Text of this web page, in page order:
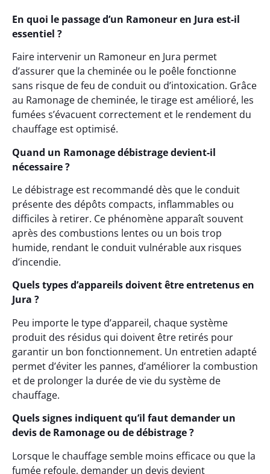
En quoi le passage d’un Ramoneur en Jura est-il
essentiel ?
Faire intervenir un Ramoneur en Jura permet
d’assurer que la cheminée ou le poêle fonctionne
sans risque de feu de conduit ou d’intoxication. Grâce
au Ramonage de cheminée, le tirage est amélioré, les
fumées s’évacuent correctement et le rendement du
chauffage est optimisé.
Quand un Ramonage débistrage devient-il
nécessaire ?
Le débistrage est recommandé dès que le conduit
présente des dépôts compacts, inflammables ou
difficiles à retirer. Ce phénomène apparaît souvent
après des combustions lentes ou un bois trop
humide, rendant le conduit vulnérable aux risques
d’incendie.
Quels types d’appareils doivent être entretenus en
Jura ?
Peu importe le type d’appareil, chaque système
produit des résidus qui doivent être retirés pour
garantir un bon fonctionnement. Un entretien adapté
permet d’éviter les pannes, d’améliorer la combustion
et de prolonger la durée de vie du système de
chauffage.
Quels signes indiquent qu’il faut demander un
devis de Ramonage ou de débistrage ?
Lorsque le chauffage semble moins efficace ou que la
fumée refoule, demander un devis devient